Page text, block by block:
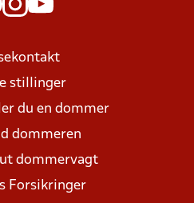
stillinger
du en dommer
dommeren
dommervagt
Forsikringer